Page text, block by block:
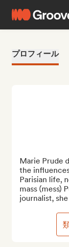
プロフィール
Marie Prude
the
Parisian life,
mass (mess)
journalist,